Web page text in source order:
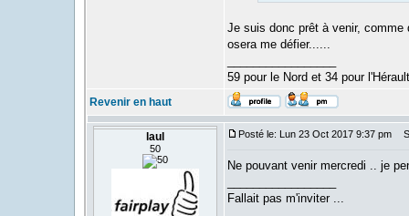
Je suis donc prêt à venir, comme
osera me défier......
59 pour le Nord et 34 pour
Revenir en haut
laul
50
Posté le: Lun 23 Oct 2017 9:37 pm
Ne pouvant venir mercredi .. je
Fallait pas m'inviter ...